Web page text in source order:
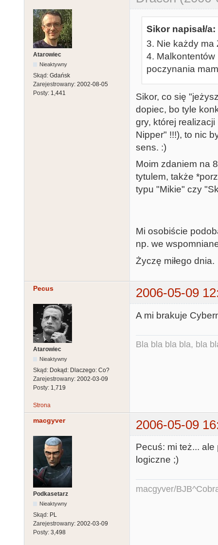
Atarowiec
Nieaktywny
Skąd: Gdańsk
Zarejestrowany: 2002-08-05
Posty: 1,441
Sikor napisał/a:
3. Nie każdy ma
4.
poczynania
Sikor, co się
dopiec, bo tyle
gry, której
Nipper" !!!), to nic
sens. :)
Moim zdaniem na
tytulem, także
typu "Mikie" czy
Mi osobiście
np. we
Życzę miłego dnia.
Pecus 2006-05-09
Atarowiec
Nieaktywny
Skąd: Dokąd: Dlaczego: Co?
Zarejestrowany: 2002-03-09
Posty: 1,719
A mi brakuje
Bla bla bla bla, bla
Strona
macgyver 2006-05-09
Podkasetarz
Nieaktywny
Skąd: PL
Zarejestrowany: 2002-03-09
Posty: 3,498
Pecuś: mi też...
logiczne ;)
macgyver/